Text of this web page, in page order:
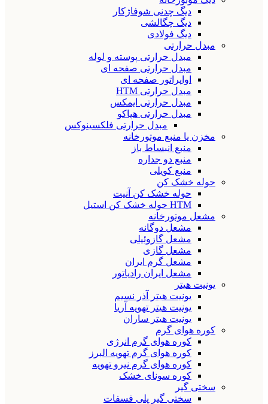
دیگ چدنی شوفاژکار
دیگ چگالشی
دیگ فولادی
مبدل حرارتی
مبدل حرارتی پوسته و لوله
مبدل حرارتی صفحه ای
اواپراتور صفحه ای
مبدل حرارتی HTM
مبدل حرارتی ایمکس
مبدل حرارتی هپاکو
مبدل حرارتی فلکسینوکس
مخزن یا منبع موتورخانه
منبع انبساط باز
منبع دو جداره
منبع کویلی
حوله خشک کن
حوله خشک کن آنیت
HTM حوله خشک کن استیل
مشعل موتورخانه
مشعل دوگانه
مشعل گازوئیلی
مشعل گازی
مشعل گرم ایران
مشعل ایران رادیاتور
یونیت هیتر
یونیت هیتر آذر نسیم
یونیت هیتر تهویه آریا
یونیت هیتر ساران
کوره هوای گرم
کوره هوای گرم انرژی
کوره هوای گرم تهویه البرز
کوره هوای گرم نیرو تهویه
کوره سونای خشک
سختی گیر
سختی گیر پلی فسفات